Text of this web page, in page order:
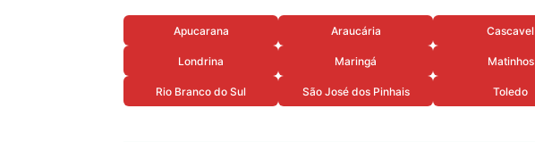
Apucarana Araucária Cascavel
Londrina Maringá Matinhos
Rio Branco do Sul São José dos Pinhais Toledo